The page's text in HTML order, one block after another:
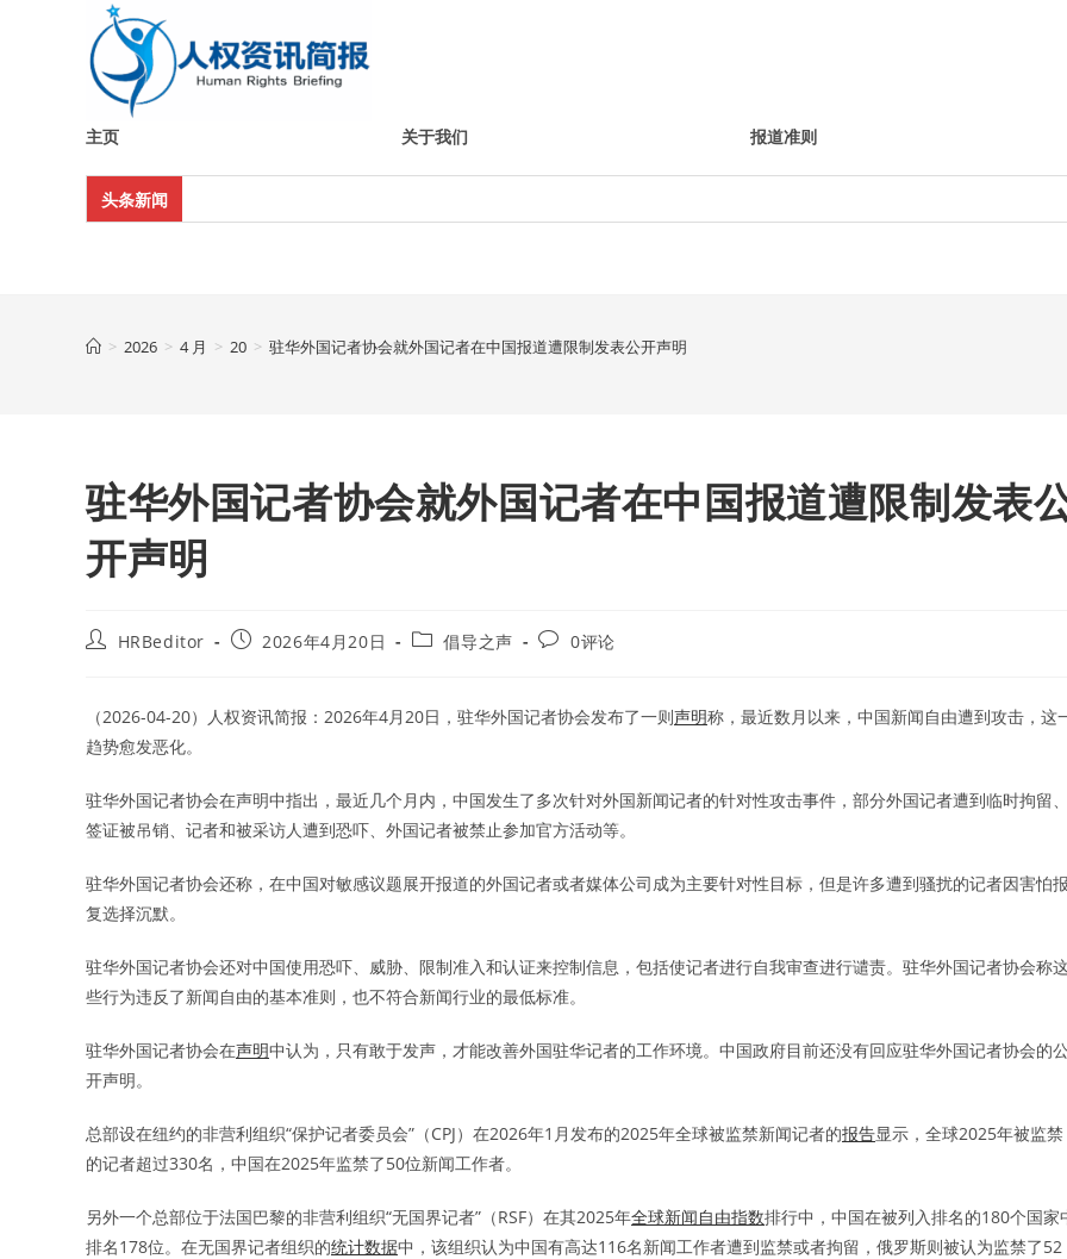
主页 关于我们 报道准则
头条新闻
> 2026 > 4 月 > 20 > 驻华外国记者协会就外国记者在中国报道遭限制发表公开声明
驻华外国记者协会就外国记者在中国报道遭限制发表
开声明
PostHRBeditor
Post2026年4月20日
Post倡导之声
Post0评论
（2026-04-20）人权资讯简报：2026年4月20日，驻华外国记者协会发布了一则声明称，最近数月以来，中国新闻自由遭到攻击，这
趋势愈发恶化。
驻华外国记者协会在声明中指出，最近几个月内，中国发生了多次针对外国新闻记者的针对性攻击事件，部分外国记者遭到临时拘留
签证被吊销、记者和被采访人遭到恐吓、外国记者被禁止参加官方活动等。
驻华外国记者协会还称，在中国对敏感议题展开报道的外国记者或者媒体公司成为主要针对性目标，但是许多遭到骚扰的记者因害怕
复选择沉默。
驻华外国记者协会还对中国使用恐吓、威胁、限制准入和认证来控制信息，包括使记者进行自我审查进行谴责。驻华外国记者协会称
些行为违反了新闻自由的基本准则，也不符合新闻行业的最低标准。
驻华外国记者协会在声明中认为，只有敢于发声，才能改善外国驻华记者的工作环境。中国政府目前还没有回应驻华外国记者协会的
开声明。
总部设在纽约的非营利组织“保护记者委员会”（CPJ）在2026年1月发布的2025年全球被监禁新闻记者的报告显示，全球2025年被监禁
的记者超过330名，中国在2025年监禁了50位新闻工作者。
另外一个总部位于法国巴黎的非营利组织“无国界记者”（RSF）在其2025年全球新闻自由指数排行中，中国在被列入排名的180个国家
排名178位。在无国界记者组织的统计数据中，该组织认为中国有高达116名新闻工作者遭到监禁或者拘留，俄罗斯则被认为监禁了52